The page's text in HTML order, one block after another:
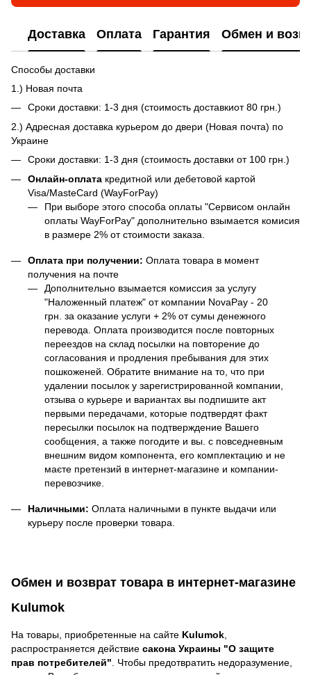
Доставка Оплата Гарантия Обмен и
Способы доставки
1.) Новая почта
Сроки доставки: 1-3 дня (стоимость доставкиот 80 грн.)
2.) Адресная доставка курьером до двери (Новая почта) по
Украине
Сроки доставки: 1-3 дня (стоимость доставки от 100 грн.)
Онлайн-оплата кредитной или дебетовой картой
Visa/MasteCard (WayForPay)
При выборе этого способа оплаты "Сервисом онлайн
оплаты WayForPay" дополнительно взымается комисия
в размере 2% от стоимости заказа.
Оплата при получении: Оплата товара в момент
получения на почте
Дополнительно взымается комиссия за услугу
"Наложенный платеж" от компании NovaPay - 20
грн. за оказание услуги + 2% от сумы денежного
перевода. Оплата производится после повторных
переездов на склад посылки на повторение до
согласования и продления пребывания для этих
пошкоженей. Обратите внимание на то, что при
удалении посылок у зарегистрированной компании,
отзыва о курьере и вариантах вы подпишите акт
первыми передачами, которые подтвердят факт
пересылки посылок на подтверждение Вашего
сообщения, а также погодите и вы. с повседневным
внешним видом компонента, его комплектацию и не
маєте претензий в интернет-магазине и компании-
перевозчике.
Наличными: Оплата наличными в пункте выдачи или
курьеру после проверки товара.
Обмен и возврат товара в интернет-магазине
Kulumok
На товары, приобретенные на сайте Kulumok,
распространяется действие cакона Украины "О защите
прав потребителей". Чтобы предотвратить недоразумение,